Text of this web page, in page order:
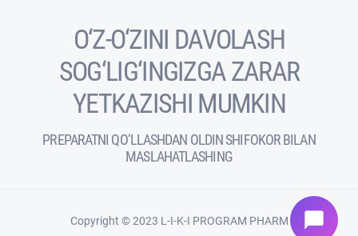
O‘Z-O‘ZINI DAVOLASH
SOG‘LIG‘INGIZGA ZARAR
YETKAZISHI MUMKIN
PREPARATNI QO‘LLASHDAN OLDIN SHIFOKOR BILAN
MASLAHATLASHING
Copyright © 2023 L-I-K-I PROGRAM PHARM chat_bubble